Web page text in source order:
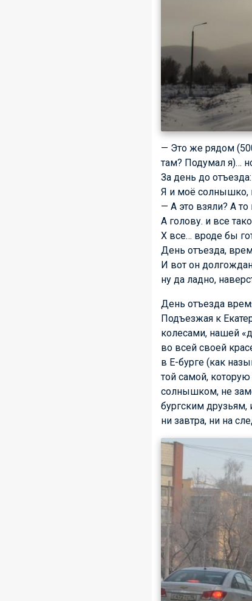
— Это же рядом
там? Подумал я)…
За день до отъезда:
Я и моё солнышко,
— А это взяли? А
А голову. и все
Х все… вроде бы
День отъезда,
И вот он
ну да ладно,
День отъезда
Подъезжая к
колесами, нашей
во всей своей
в Е-бурге (как
той самой,
солнышком, не
бургским друзьям,
ни завтра, ни на